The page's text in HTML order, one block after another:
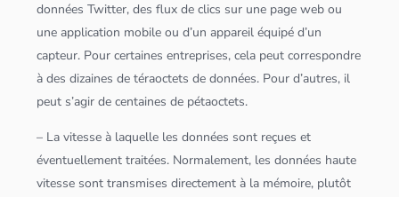
données Twitter, desflux de clics sur une page web ou
uneapplication mobile ou d’un appareil équipé d’un
capteur. Pour certaines entreprises, cela peut correspondre
à des dizaines de téraoctets dedonnées. Pour d’autres, il
peut s’agir de centaines de pétaoctets.
– La vitesse à laquelle lesdonnées sont reçues et
éventuellement traitées. Normalement, lesdonnées haute
vitesse sont transmises directement à la mémoire, plutôt